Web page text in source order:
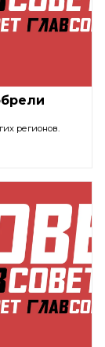
регионов.